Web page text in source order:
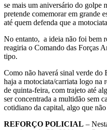
se mais um aniversário do golpe
pretende comemorar em grande
até quem defenda que a
No entanto, a ideia não foi bem
reagiria o Comando das Forças
tipo.
Como não haverá sinal verde do
haja a motociata/carriata logo na
de quinta-feira, com trajeto até
ser concentrada a multidão sem
cotidiano da capital, algo que
REFORÇO POLICIAL –